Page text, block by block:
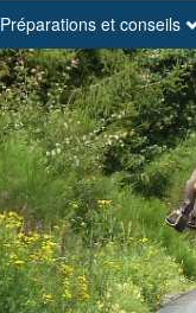
Préparations et conseils